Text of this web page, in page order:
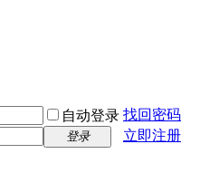
自动登录 找回密码
登录
立即注册